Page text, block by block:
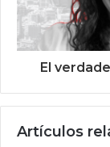
El
Artículos